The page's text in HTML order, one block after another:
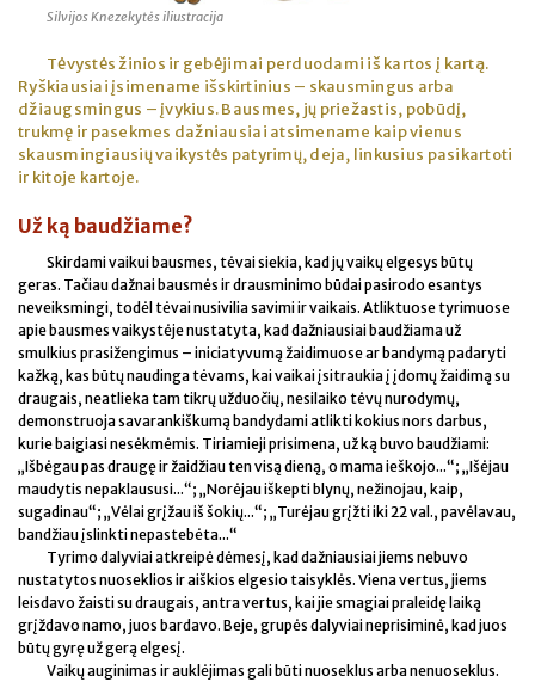
Silvijos Knezekytės iliustracija
Tėvystės žinios ir gebėjimai perduodami iš kartos į kartą.
Ryškiausiai įsimename išskirtinius – skausmingus arba
džiaugsmingus – įvykius. Bausmes, jų priežastis, pobūdį,
trukmę ir pasekmes dažniausiai atsimename kaip vienus
skausmingiausių vaikystės patyrimų, deja, linkusius pasikartoti
ir kitoje kartoje.
Už ką baudžiame?
Skirdami vaikui bausmes, tėvai siekia, kad jų vaikų elgesys būtų
geras. Tačiau dažnai bausmės ir drausminimo būdai pasirodo esantys
neveiksmingi, todėl tėvai nusivilia savimi ir vaikais. Atliktuose tyrimuose
apie bausmes vaikystėje nustatyta, kad dažniausiai baudžiama už
smulkius prasižengimus – iniciatyvumą žaidimuose ar bandymą padaryti
kažką, kas būtų naudinga tėvams, kai vaikai įsitraukia į įdomų žaidimą su
draugais, neatlieka tam tikrų užduočių, nesilaiko tėvų nurodymų,
demonstruoja savarankiškumą bandydami atlikti kokius nors darbus,
kurie baigiasi nesėkmėmis. Tiriamieji prisimena, už ką buvo baudžiami:
„Išbėgau pas draugę ir žaidžiau ten visą dieną, o mama ieškojo...“; „Išėjau
maudytis nepaklaususi...“; „Norėjau iškepti blynų, nežinojau, kaip,
sugadinau“; „Vėlai grįžau iš šokių...“; „Turėjau grįžti iki 22 val., pavėlavau,
bandžiau įslinkti nepastebėta...“
Tyrimo dalyviai atkreipė dėmesį, kad dažniausiai jiems nebuvo
nustatytos nuoseklios ir aiškios elgesio taisyklės. Viena vertus, jiems
leisdavo žaisti su draugais, antra vertus, kai jie smagiai praleidę laiką
grįždavo namo, juos bardavo. Beje, grupės dalyviai neprisiminė, kad juos
būtų gyrę už gerą elgesį.
Vaikų auginimas ir auklėjimas gali būti nuoseklus arba nenuoseklus.